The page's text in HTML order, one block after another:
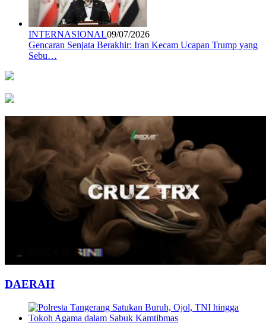
INTERNASIONAL09/07/2026
Gencaran Senjata Berakhir: Iran Kecam Ucapan Trump yang
Sebu…
DAERAH